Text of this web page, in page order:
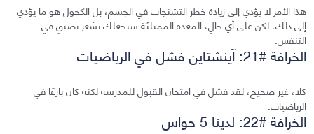
هذا الأمر لا يؤدي إلى زيادة خطر التشنجات في الجسم، بل الكحول هو ما يؤدي
إلى ذلك، لكن على أي حالٍ، المعدة الممتلئة ستجعلك تشعر بضيقٍ في
التنفس.
الخرافة #21: آينشتاين فشل في الرياضيات
كلا، غير صحيح، لقد فشل في امتحان القبول للمدرسة لكنه كان بارعًا في
الرياضيات.
الخرافة #22: لدينا 5 حواس